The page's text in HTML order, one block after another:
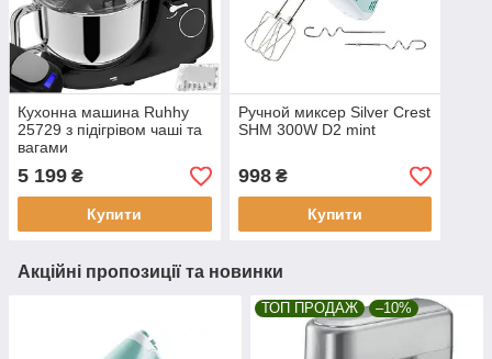
Кухонна машина Ruhhy
25729 з підігрівом чаші та
вагами
5 199 ₴
Купити
Ручной миксер Silver Crest
SHM 300W D2 mint
998₴
Купити
Акційні пропозиції та новинки
ТОП ПРОДАЖ –10%